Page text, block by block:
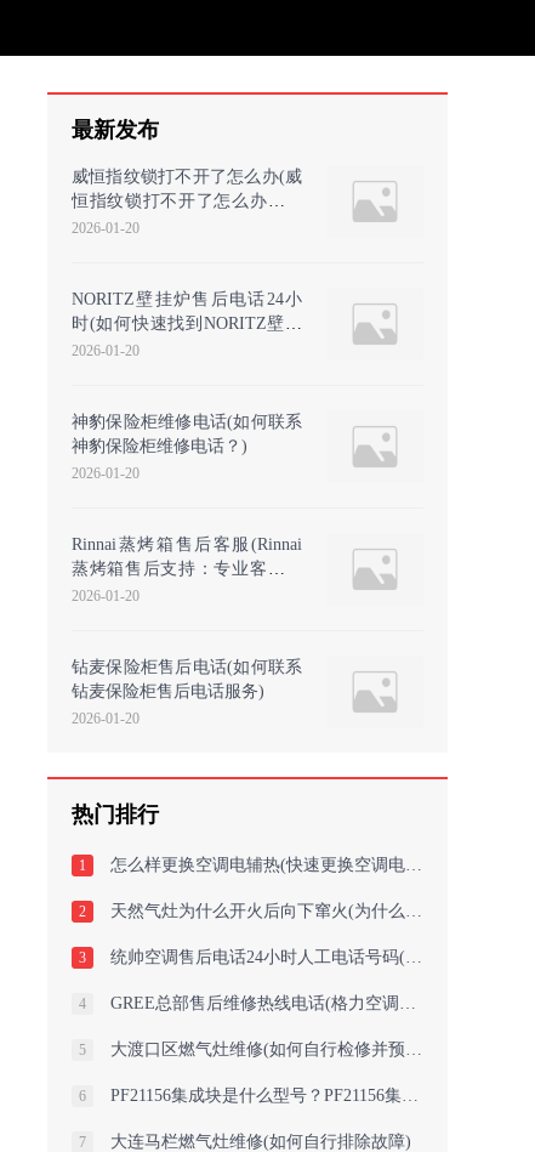
最新发布
威恒指纹锁打不开了怎么办(威
恒指纹锁打不开了怎么办该找
谁)
2026-01-20
NORITZ壁挂炉售后电话24小
时(如何快速找到NORITZ壁挂
炉24小时售后服务热线？)
2026-01-20
神豹保险柜维修电话(如何联系
神豹保险柜维修电话？)
2026-01-20
Rinnai蒸烤箱售后客服(Rinnai
蒸烤箱售后支持：专业客服团
队，快速响应您的维修
2026-01-20
钻麦保险柜售后电话(如何联系
钻麦保险柜售后电话服务)
2026-01-20
热门排行
1 怎么样更换空调电辅热(快速更换空调电辅热方法，实用指南！)
2 天然气灶为什么开火后向下窜火(为什么天然气灶开火后向下窜火？)
3 统帅空调售后电话24小时人工电话号码(如何获取统帅空调24小时人工售后服务电
4 GREE总部售后维修热线电话(格力空调几匹怎么看如何准确判断格力空调的匹数
5 大渡口区燃气灶维修(如何自行检修并预防故障)
6 PF21156集成块是什么型号？PF21156集成块匹配型号有哪些？
7 大连马栏燃气灶维修(如何自行排除故障)